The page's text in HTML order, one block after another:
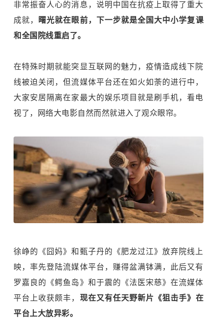
非常振奋人心的消息，说明中国在抗疫上取得了重大
成就，
曙光就在眼前，下一步就是全国大中小学复课
和全国院线重启了。
在特殊时期就能突显互联网的魅力，疫情造成线下院
线被迫关闭，但流媒体平台还在如火如荼的进行中，
大家安居隔离在家最大的娱乐项目就是刷手机，看电
视了，网络大电影自然而然就进入了观众眼帘。
徐峥的《囧妈》和甄子丹的《肥龙过江》放弃院线上
映，率先登陆流媒体平台，赚得盆满钵满，此后又有
罗嘉良的《鳄鱼岛》和于震的《法医宋慈》在流媒体
平台上收获颇丰， 现在又有任天野新片《狙击手》在
平台上大放异彩。